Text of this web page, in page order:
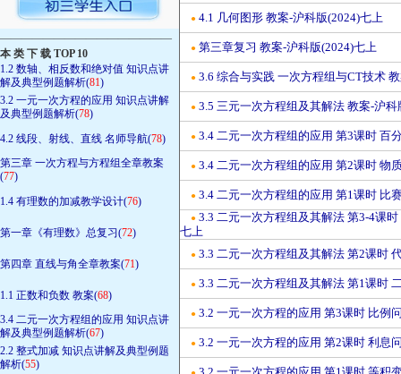
————————————————
本 类 下 载 TOP 10
1.2 数轴、相反数和绝对值 知识点讲
解及典型例题解析(81)
3.2 一元一次方程的应用 知识点讲解
及典型例题解析(78)
4.2 线段、射线、直线 名师导航(78)
第三章 一次方程与方程组全章教案
(77)
1.4 有理数的加减教学设计(76)
第一章《有理数》总复习(72)
第四章 直线与角全章教案(71)
1.1 正数和负数 教案(68)
3.4 二元一次方程组的应用 知识点讲
解及典型例题解析(67)
2.2 整式加减 知识点讲解及典型例题
解析(55)
● 4.1 几何图形 教案-沪科版(2024)七上
● 第三章复习 教案-沪科版(2024)七上
● 3.6 综合与实践 一次方程组与CT技术
● 3.5 三元一次方程组及其解法 教案-沪科
● 3.4 二元一次方程组的应用 第3课时 百
● 3.4 二元一次方程组的应用 第2课时 物
● 3.4 二元一次方程组的应用 第1课时 比
● 3.3 二元一次方程组及其解法 第3-4课
七上
● 3.3 二元一次方程组及其解法 第2课时
● 3.3 二元一次方程组及其解法 第1课时
● 3.2 一元一次方程的应用 第3课时 比例
● 3.2 一元一次方程的应用 第2课时 利息